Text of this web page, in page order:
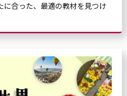
に合った、最適の教材を見つけ